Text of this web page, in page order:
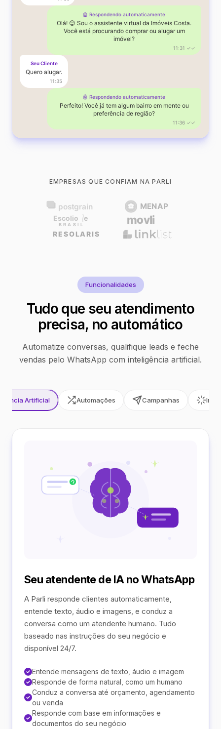
🤖 Respondendo automaticamente
Olá! 😊 Sou o assistente virtual da Imóveis Costa.
Você está procurando comprar ou alugar um
imóvel?
11:31 ✓✓
Seu Cliente
Quero alugar.
11:35
🤖 Respondendo automaticamente
Perfeito! Você já tem algum bairro em mente ou
preferência de região?
11:36 ✓✓
EMPRESAS QUE CONFIAM NA PARLI
Funcionalidades
Tudo que seu atendimento
precisa, no automático
Automatize conversas, qualifique leads e feche
vendas pelo WhatsApp com inteligência artificial.
Artificial Automações Campanhas
Seu atendente de IA no WhatsApp
A Parli responde clientes automaticamente,
entende texto, áudio e imagens, e conduz a
conversa como um atendente humano. Tudo
baseado nas instruções do seu negócio e
disponível 24/7.
Entende mensagens de texto, áudio e imagem
Responde de forma natural, como um humano
Conduz a conversa até orçamento, agendamento
ou venda
Responde com base em informações e
documentos do seu negócio